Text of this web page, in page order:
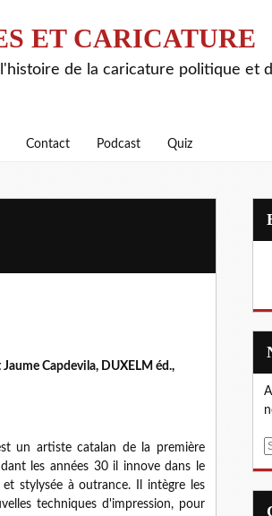
ET CARICATURE
de la caricature politique et
Contact Podcast Quiz
Capdevila, DUXELM éd.,
un artiste catalan de la première
les années 30 il innove dans le
stylysée à outrance. Il intègre les
techniques d'impression, pour
E